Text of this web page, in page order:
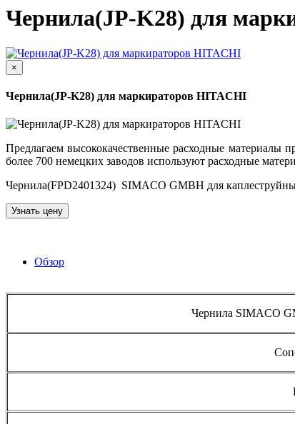
Чернила(JP-K28) для
×
Чернила(JP-K28) для маркираторов HITACHI
Предлагаем высококачественные расходные материалы
более 700 немецких заводов используют расходные
Чернила(FPD2401324) SIMACO GMBH для
Узнать цену
Обзор
Чернила SIMACO